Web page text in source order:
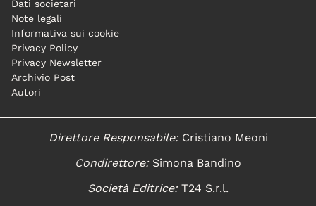
Dati societari
Note legali
Informativa sui cookie
Privacy Policy
Privacy Newsletter
Archivio Post
Autori
Direttore Responsabile:Cristiano Meoni
Condirettore:Simona Bandino
Società Editrice:T24 S.r.l.